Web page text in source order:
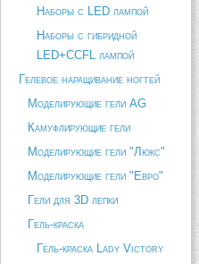
Наборы с LED лампой
Наборы с гибридной
LED+CCFL лампой
Гелевое наращивание ногтей
Моделирующие гели AG
Камуфлирующие гели
Моделирующие гели "Люкс"
Моделирующие гели "Евро"
Гели для 3D лепки
Гель-краска
Гель-краска Lady Victory